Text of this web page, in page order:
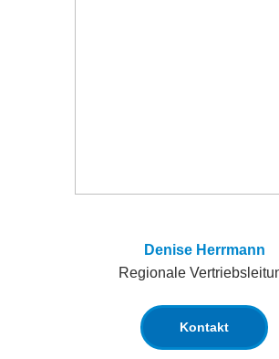
Denise Herrmann
Regionale
Kontakt